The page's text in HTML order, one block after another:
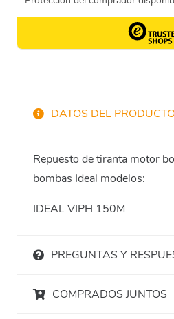
DATOS DEL
Repuesto de tiranta motor
bombas Ideal modelos:
IDEAL VIPH 150M
PREGUNTAS Y
COMPRADOS JUNTOS